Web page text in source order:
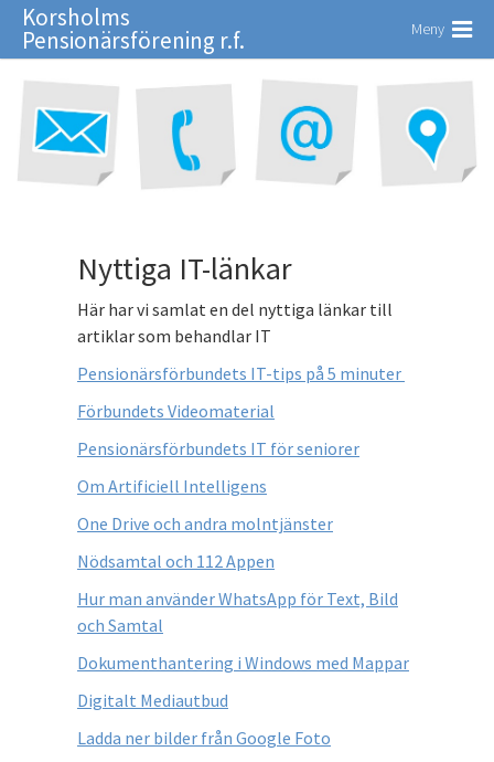
Korsholms
Pensionärsförening r.f. Meny
Nyttiga IT-länkar
Här har vi samlat en del nyttiga länkar till
artiklar som behandlar IT
Pensionärsförbundets IT-tips på 5 minuter
Förbundets Videomaterial
Pensionärsförbundets IT för seniorer
Om Artificiell Intelligens
One Drive och andra molntjänster
Nödsamtal och 112 Appen
Hur man använder WhatsApp för Text, Bild
och Samtal
Dokumenthantering i Windows med Mappar
Digitalt Mediautbud
Ladda ner bilder från Google Foto